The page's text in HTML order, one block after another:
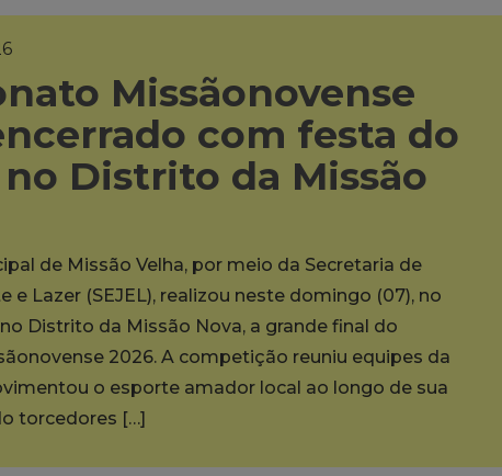
Missãonovense
com festa do
Distrito da Missão
de Missão Velha, por meio da Secretaria de
e Lazer (SEJEL), realizou neste domingo (07), no
Distrito da Missão Nova, a grande final do
2026. A competição reuniu equipes da
o esporte amador local ao longo de sua
torcedores […]